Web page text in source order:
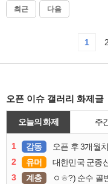
최근 다음
1 2
오픈 이슈 갤러리 화제글
오늘의 화제 주
1 감동 오픈 후 3개월
2
유머 대한민국 군종
3
계층 ㅇㅎ?) 순수 골